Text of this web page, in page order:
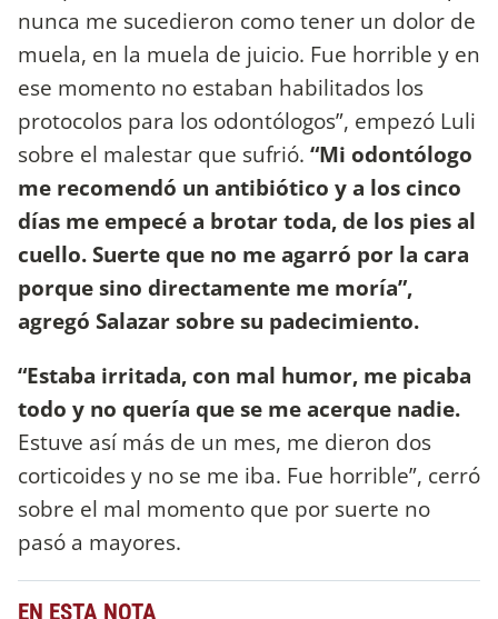
nunca me sucedieron como tener un dolor de
muela, en la muela de juicio. Fue horrible y en
ese momento no estaban habilitados los
protocolos para los odontólogos”, empezó Luli
sobre el malestar que sufrió. “Mi odontólogo
me recomendó un antibiótico y a los cinco
días me empecé a brotar toda, de los pies al
cuello. Suerte que no me agarró por la cara
porque sino directamente me moría”,
agregó Salazar sobre su padecimiento.
“Estaba irritada, con mal humor, me picaba
todo y no quería que se me acerque nadie.
Estuve así más de un mes, me dieron dos
corticoides y no se me iba. Fue horrible”, cerró
sobre el mal momento que por suerte no
pasó a mayores.
EN ESTA NOTA